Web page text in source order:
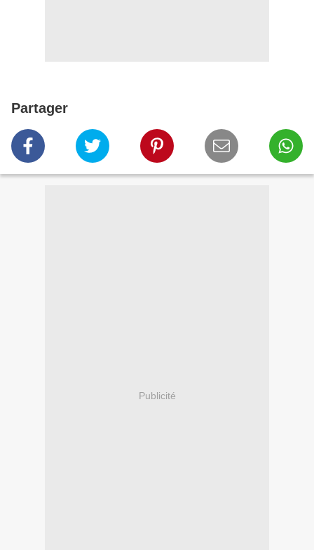
Partager
Publicité